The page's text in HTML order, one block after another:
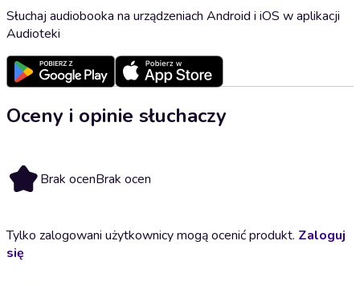
Słuchaj audiobooka na urządzeniach Android i iOS w aplikacji
Audioteki
Oceny i opinie słuchaczy
Brak ocenBrak ocen
Tylko zalogowani użytkownicy mogą ocenić produkt. Zaloguj
się